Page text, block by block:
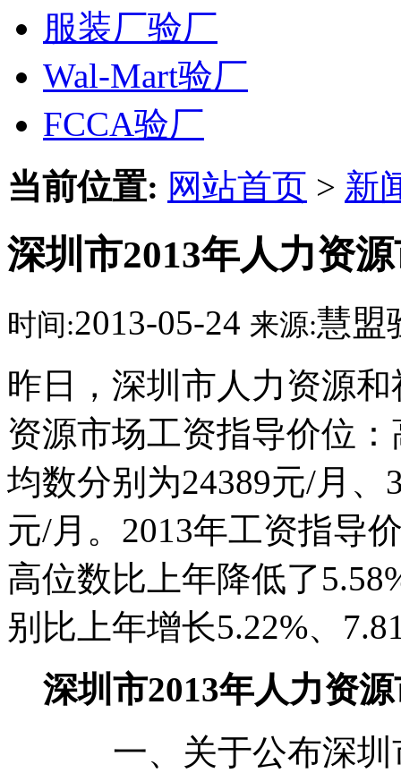
服装厂验厂
Wal-Mart验厂
FCCA验厂
当前位置: 网站首页 > 新
深圳市2013年人力资
时间:2013-05-24 来源:慧盟
昨日，深圳市人力资源
资源市场工资指导价位
均数分别为24389元/月、
元/月。2013年工资指导
高位数比上年降低了
别比上年增长5.22%、
深圳市2013年人力资
一、关于公布深圳